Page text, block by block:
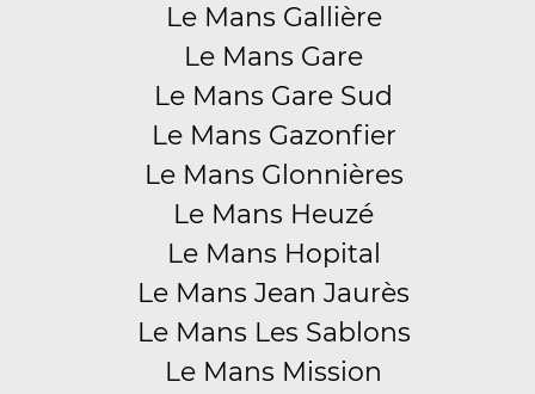
Le Mans Gallière
Le Mans Gare
Le Mans Gare Sud
Le Mans Gazonfier
Le Mans Glonnières
Le Mans Heuzé
Le Mans Hopital
Le Mans Jean Jaurès
Le Mans Les Sablons
Le Mans Mission